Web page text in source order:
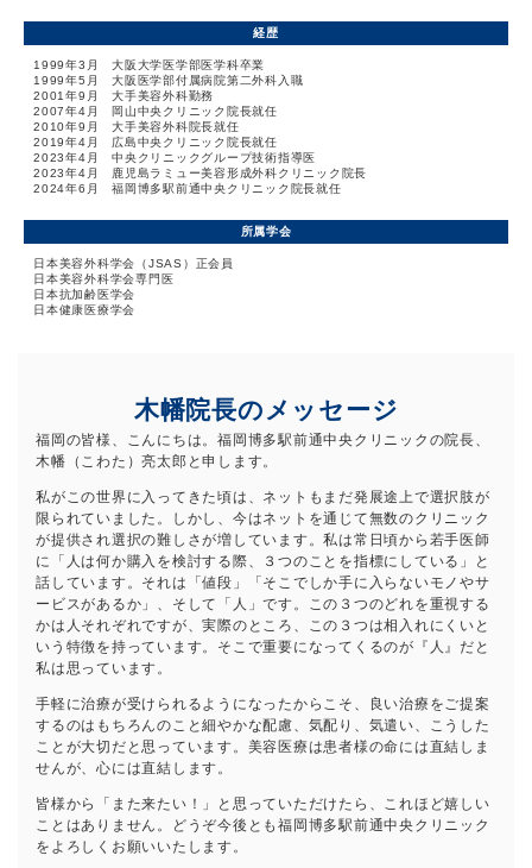
経歴
1999年3月 大阪大学医学部医学科卒業
1999年5月 大阪医学部付属病院第二外科入職
2001年9月 大手美容外科勤務
2007年4月 岡山中央クリニック院長就任
2010年9月 大手美容外科院長就任
2019年4月 広島中央クリニック院長就任
2023年4月 中央クリニックグループ技術指導医
2023年4月 鹿児島ラミュー美容形成外科クリニック院長
2024年6月 福岡博多駅前通中央クリニック院長就任
所属学会
日本美容外科学会（JSAS）正会員
日本美容外科学会専門医
日本抗加齢医学会
日本健康医療学会
木幡院長のメッセージ
福岡の皆様、こんにちは。福岡博多駅前通中央クリニックの院長、
木幡（こわた）亮太郎と申します。
私がこの世界に入ってきた頃は、ネットもまだ発展途上で選択肢が
限られていました。しかし、今はネットを通じて無数のクリニック
が提供され選択の難しさが増しています。私は常日頃から若手医師
に「人は何か購入を検討する際、３つのことを指標にしている」と
話しています。それは「値段」「そこでしか手に入らないモノやサ
ービスがあるか」、そして「人」です。この３つのどれを重視する
かは人それぞれですが、実際のところ、この３つは相入れにくいと
いう特徴を持っています。そこで重要になってくるのが『人』だと
私は思っています。
手軽に治療が受けられるようになったからこそ、良い治療をご提案
するのはもちろんのこと細やかな配慮、気配り、気遣い、こうした
ことが大切だと思っています。美容医療は患者様の命には直結しま
せんが、心には直結します。
皆様から「また来たい！」と思っていただけたら、これほど嬉しい
ことはありません。どうぞ今後とも福岡博多駅前通中央クリニック
をよろしくお願いいたします。